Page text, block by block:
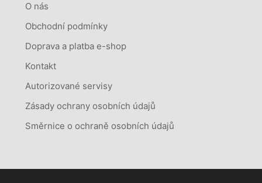
O nás
Obchodní podmínky
Doprava a platba e-shop
Kontakt
Autorizované servisy
Zásady ochrany osobních údajů
Směrnice o ochraně osobních údajů